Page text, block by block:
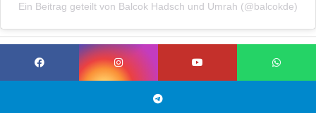
Ein Beitrag geteilt von Balcok Hadsch und Umrah (@balcokde)